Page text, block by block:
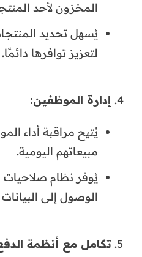
المخزون لأحد
يُسهل تحديد
لتعزيز توافرها دائمًا.
إدارة الموظفين:
يُتيح مراقبة أداء
مبيعاتهم اليومية.
يُوفر نظام
الوصول إلى
تكامل مع أنظمة الدفع